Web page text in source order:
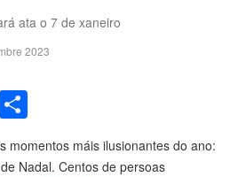
ata o 7 de xaneiro
2023
LinkedIn
momentos máis ilusionantes do ano:
Nadal. Centos de persoas